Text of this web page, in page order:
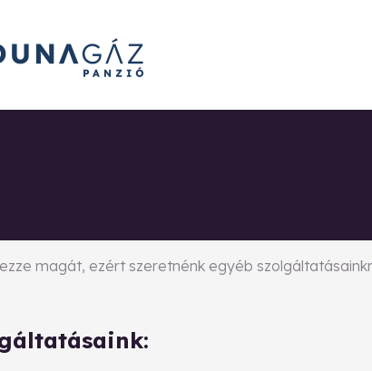
magát, ezért szeretnénk egyéb